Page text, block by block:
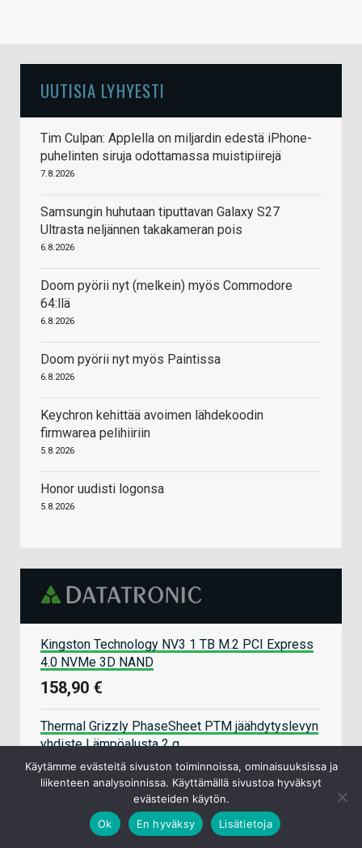
UUTISIA LYHYESTI
Tim Culpan: Applella on miljardin edestä iPhone-
puhelinten siruja odottamassa muistipiirejä
7.8.2026
Samsungin huhutaan tiputtavan Galaxy S27
Ultrasta neljännen takakameran pois
6.8.2026
Doom pyörii nyt (melkein) myös Commodore
64:llä
6.8.2026
Doom pyörii nyt myös Paintissa
6.8.2026
Keychron kehittää avoimen lähdekoodin
firmwarea pelihiiriin
5.8.2026
Honor uudisti logonsa
5.8.2026
Kingston Technology NV3 1 TB M.2 PCI Express
4.0 NVMe 3D NAND
158,90 €
Thermal Grizzly PhaseSheet PTM jäähdytyslevyn
yhdiste Lämpöalusta 2 g
13,90 €
Corsair Vengeance CMK32GX5M2B6000C38
muistimoduuli 32 GB 2 x 16 GB DDR5 6000 MHz
Käytämme evästeitä sivuston toiminnoissa, ominaisuuksissa ja
liikenteen analysoinnissa. Käyttämällä sivustoa hyväksyt
evästeiden käytön.
Ok
En hyväksy Lisätietoja